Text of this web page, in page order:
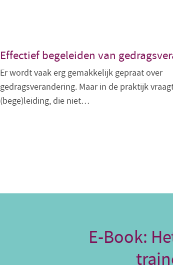
Effectief begeleiden van
Er wordt vaak erg gemakkelijk gepraat over
gedragsverandering. Maar in de praktijk
(bege)leiding, die niet…
E-Book: